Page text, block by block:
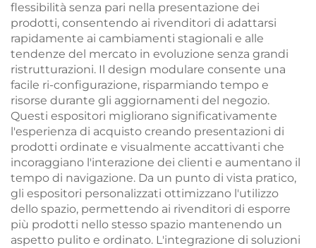
flessibilità senza pari nella presentazione dei
prodotti, consentendo ai rivenditori di adattarsi
rapidamente ai cambiamenti stagionali e alle
tendenze del mercato in evoluzione senza grandi
ristrutturazioni. Il design modulare consente una
facile ri-configurazione, risparmiando tempo e
risorse durante gli aggiornamenti del negozio.
Questi espositori migliorano significativamente
l'esperienza di acquisto creando presentazioni di
prodotti ordinate e visualmente accattivanti che
incoraggiano l'interazione dei clienti e aumentano il
tempo di navigazione. Da un punto di vista pratico,
gli espositori personalizzati ottimizzano l'utilizzo
dello spazio, permettendo ai rivenditori di esporre
più prodotti nello stesso spazio mantenendo un
aspetto pulito e ordinato. L'integrazione di soluzioni